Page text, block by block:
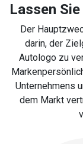
Lassen
Der
darin, der
Autologo zu
Unternehmens
dem Markt